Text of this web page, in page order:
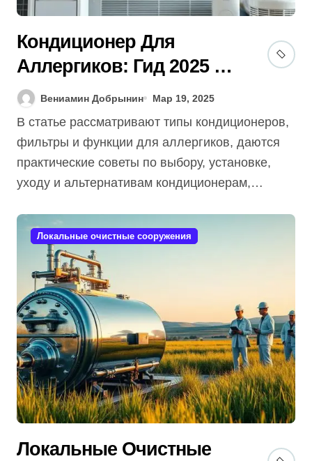
Кондиционер Для
Аллергиков: Гид 2025 —
7 Секретов [Как
Выбрать] и Ухаживать
Бесплатно!
Вениамин Добрынин Мар 19, 2025
В статье рассматривают типы кондиционеров,
фильтры и функции для аллергиков, даются
практические советы по выбору, установке,
уходу и альтернативам кондиционерам,…
Локальные очистные сооружения
Локальные Очистные